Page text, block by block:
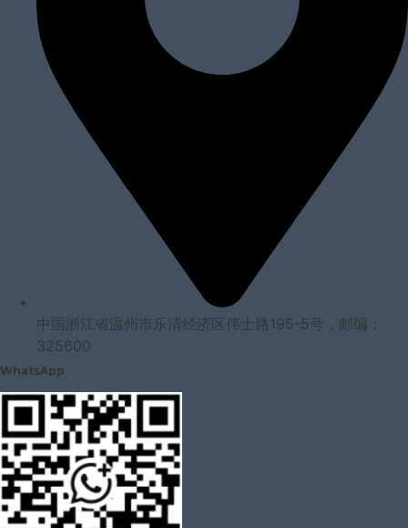
中国浙江省温州市乐清经济区伟士路195-5号，邮编：
325600
WhatsApp